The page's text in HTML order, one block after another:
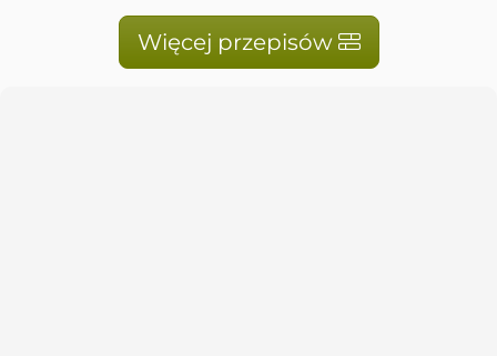
Więcej przepisów